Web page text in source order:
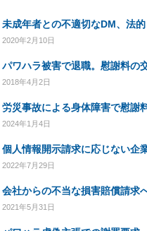
2020年2月10日
2018年4月2日
2024年1月4日
2022年7月29日
2021年5月31日